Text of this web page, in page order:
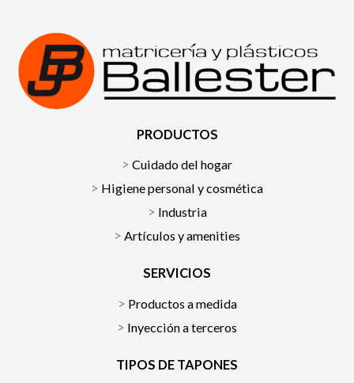
PRODUCTOS
Cuidado del hogar
Higiene personal y cosmética
Industria
Artículos y amenities
SERVICIOS
Productos a medida
Inyección a terceros
TIPOS DE TAPONES